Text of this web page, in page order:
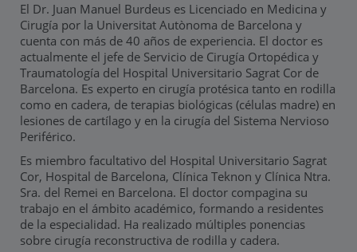
El Dr. Juan Manuel Burdeus es Licenciado en Medicina y
Cirugía por la Universitat Autònoma de Barcelona y
cuenta con más de 40 años de experiencia. El doctor es
actualmente el jefe de Servicio de Cirugía Ortopédica y
Traumatología del Hospital Universitario Sagrat Cor de
Barcelona. Es experto en cirugía protésica tanto en rodilla
como en cadera, de terapias biológicas (células madre) en
lesiones de cartílago y en la cirugía del Sistema Nervioso
Periférico.
Es miembro facultativo del Hospital Universitario Sagrat
Cor, Hospital de Barcelona, Clínica Teknon y Clínica Ntra.
Sra. del Remei en Barcelona. El doctor compagina su
trabajo en el ámbito académico, formando a residentes
de la especialidad. Ha realizado múltiples ponencias
sobre cirugía reconstructiva de rodilla y cadera.